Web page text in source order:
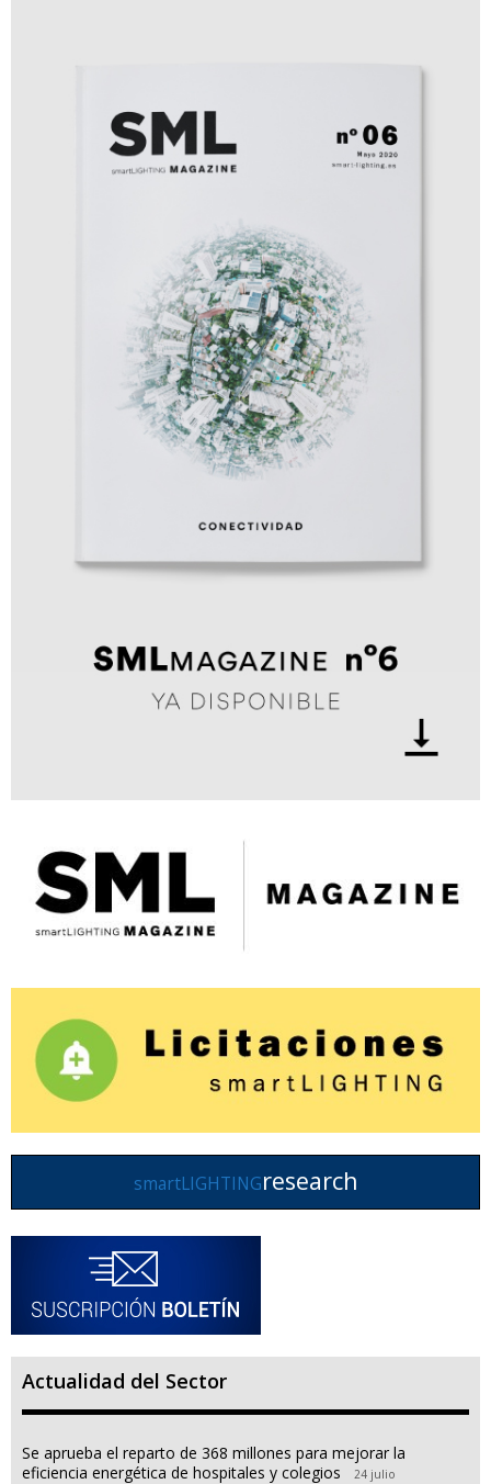
smartLIGHTINGresearch
Actualidad del Sector
Se aprueba el reparto de 368 millones para mejorar la
eficiencia energética de hospitales y colegios
24 julio